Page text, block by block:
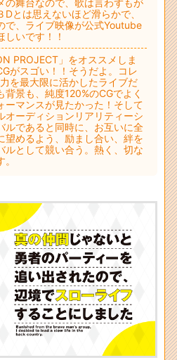
の舞台なので、歌は言わずもが
とは思えないほど滑らかで、
で、ライブ映像が公式Youtube
しいです！！
PROJECT」をオススメしま
がスゴい！！そうだよ。コレ
を最大限に活かしたライブだ
背景も、純度120%のCGでよく
ーマンスが見たかった！そして
オーディションリアリティーシ
ルであると同時に、お互いに全
望めるよう、励まし合い、絆を
ルとして競い合う。熱く、切な